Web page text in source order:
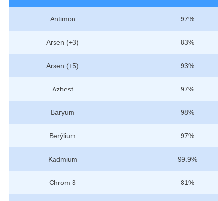
Antimon 97%
Arsen (+3) 83%
Arsen (+5) 93%
Azbest 97%
Baryum 98%
Berýlium 97%
Kadmium 99.9%
Chrom 3 81%